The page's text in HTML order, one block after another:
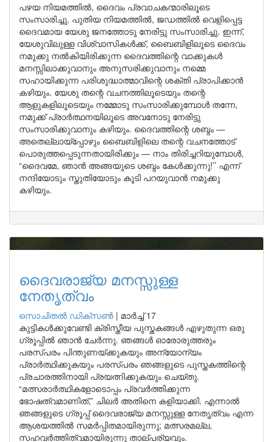
പഴയ നിയമത്തിൽ, ദൈവം പ്രവാചകന്മാരിലൂടെ
സംസാരിച്ചു. പുതിയ നിയമത്തിൽ, ജഡത്തിൽ വെളിപ്പെട്ട
ദൈവമായ യേശു ജനത്തോടു നേരിട്ടു സംസാരിച്ചു. ഇന്ന്,
യേശുവിലുള്ള വിശ്വാസികൾക്ക്, ബൈബിളിലൂടെ ദൈവം
നമുക്കു നൽകിയിരിക്കുന്ന ദൈവത്തിന്റെ വാക്കുകൾ
മനസ്സിലാക്കുവാനും അനുസരിക്കുവാനും നമ്മെ
സഹായിക്കുന്ന പരിശുദ്ധാത്മാവിന്റെ ശക്തി പ്രാപിക്കാൻ
കഴിയും. യേശു തന്റെ വചനത്തിലൂടെയും തന്റെ
ആളുകളിലൂടെയും നമ്മോടു സംസാരിക്കുമ്പോൾ തന്നേ,
നമുക്ക് പ്രാർത്ഥനയിലൂടെ അവനോടു നേരിട്ടു
സംസാരിക്കുവാനും കഴിയും. ദൈവത്തിന്റെ ശബ്ദം —
അതെല്ലായ്പ്പോഴും ബൈബിളിലെ തന്റെ വചനത്തോട്
പൊരുത്തപ്പെടുന്നതായിരിക്കും — നാം തിരിച്ചറിയുമ്പോൾ,
“ദൈവമേ, ഞാൻ അങ്ങയുടെ ശബ്ദം കേൾക്കുന്നു!’’ എന്ന്
നന്ദിയോടും സ്തുതിയോടും കൂടി പറയുവാൻ നമുക്കു
കഴിയും.
ദൈവരാജ്യ മനസ്സുള്ള
നേതൃത്വം
സൊചിതൽ ഡിക്‌സൺ | മാർച്ച് 17
കുട്ടികൾക്കുവേണ്ടി ക്രിസ്തീയ പുസ്തകങ്ങൾ എഴുതുന്ന ഒരു
ഗ്രൂപ്പിൽ ഞാൻ ചേർന്നു. ഞങ്ങൾ ഓരോരുത്തരും
പരസ്പരം പിന്തുണയ്ക്കുകയും അന്യോന്യം
പ്രാർത്ഥിക്കുകയും പരസ്പരം ഞങ്ങളുടെ പുസ്തകത്തിന്റെ
പ്രചാരത്തിനായി പ്രയത്നിക്കുകയും ചെയ്തു.
“മത്സരാർത്ഥികളോടൊപ്പം പ്രവർത്തിക്കുന്ന
ഭോഷത്വമാണിത്,” ചിലർ അതിനെ കളിയാക്കി. എന്നാൽ
ഞങ്ങളുടെ ഗ്രൂപ്പ് ദൈവരാജ്യ മനസ്സുള്ള നേതൃത്വം എന്ന
ആശയത്തിൽ സമർപ്പിതമായിരുന്നു; മത്സരമല്ല,
സഹവർത്തിത്വമായിരുന്നു താല്പര്യവും.